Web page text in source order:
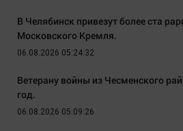
В Челябинск привезут более ста
Московского Кремля.
06.08.2026 05:24:32
Ветерану войны из Чесменского
год.
06.08.2026 05:09:26